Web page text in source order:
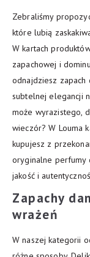
Zebraliśmy
które lubią
W kartach
zapachowej i
odnajdziesz zapach
subtelnej elegancji
może wyrazistego,
wieczór? W Louma
kupujesz z
oryginalne perfumy
jakość i
Zapachy
wrażeń
W naszej kategorii